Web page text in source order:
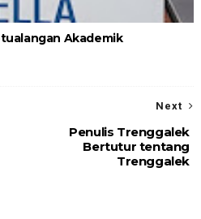
Akademik
Next
Penulis Trenggalek
Bertutur tentang
Trenggalek